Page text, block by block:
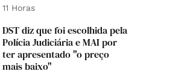
11 Horas
DST diz que foi escolhida pela
Polícia Judiciária e MAI por
ter apresentado "o preço
mais baixo"